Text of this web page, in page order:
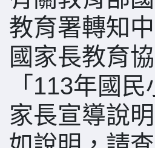
教育署轉知
國家長教育
「113年國
家長宣導說